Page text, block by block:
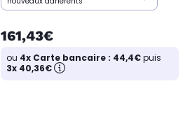
161,43€
ou 4x Carte bancaire : 44,4€puis
3x 40,36€